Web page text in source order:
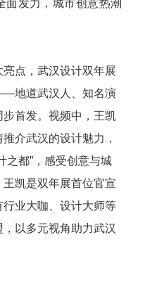
面发力，城市创意热潮
点，武汉设计双年展
地道武汉人、知名演
步首发。视频中，王凯
介武汉的设计魅力，
之都”，感受创意与城
凯是双年展首位官宣
业大咖、设计大师等
以多元视角助力武汉